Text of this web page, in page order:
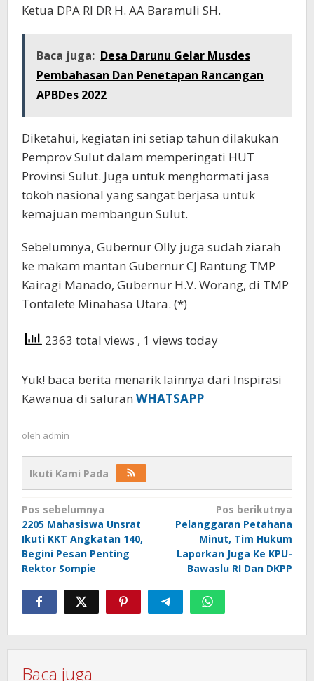
Ketua DPA RI DR H. AA Baramuli SH.
Baca juga: Desa Darunu Gelar Musdes
Pembahasan Dan Penetapan Rancangan
APBDes 2022
Diketahui, kegiatan ini setiap tahun dilakukan
Pemprov Sulut dalam memperingati HUT
Provinsi Sulut. Juga untuk menghormati jasa
tokoh nasional yang sangat berjasa untuk
kemajuan membangun Sulut.
Sebelumnya, Gubernur Olly juga sudah ziarah
ke makam mantan Gubernur CJ Rantung TMP
Kairagi Manado, Gubernur H.V. Worang, di TMP
Tontalete Minahasa Utara. (*)
2363 total views , 1 views today
Yuk! baca berita menarik lainnya dari Inspirasi
Kawanua di saluran WHATSAPP
oleh admin
Ikuti Kami Pada
Navigasi
pos
Pos sebelumnya
2205 Mahasiswa Unsrat
Ikuti KKT Angkatan 140,
Begini Pesan Penting
Rektor Sompie
Pos berikutnya
Pelanggaran Petahana
Minut, Tim Hukum
Laporkan Juga Ke KPU-
Bawaslu RI Dan DKPP
Baca juga